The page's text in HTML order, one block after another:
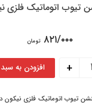
تیوب اتوماتیک فلزی
۸۲۱/۰۰۰ تومان
اتوماتیک فلزی نیکون عدد
+ افزودن به
تیوب اتوماتیک فلزی نیکون